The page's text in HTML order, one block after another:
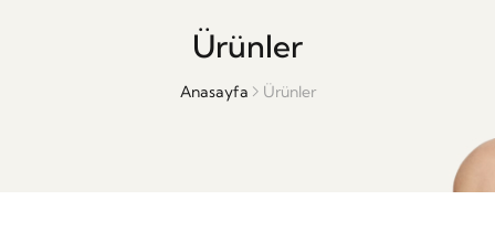
Ürünler
Anasayfa Ürünler